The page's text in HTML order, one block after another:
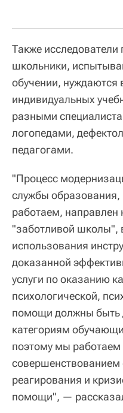
Также исследователи
школьники,
обучении, нуждаются
индивидуальных
разными
логопедами,
педагогами.
"Процесс
службы
работаем, направлен
"заботливой школы",
использования
доказанной
услуги по оказанию
психологической,
помощи должны быть
категориям
поэтому мы работаем
совершенствованием
реагирования и
помощи", —